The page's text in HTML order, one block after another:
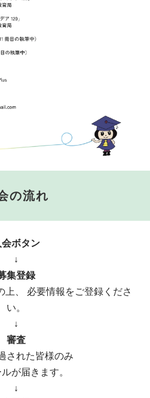
の流れ
会ボタン
↓
集登録
上、 必要情報をご登録くださ
い。
↓
審査
された皆様のみ
が届きます。
↓